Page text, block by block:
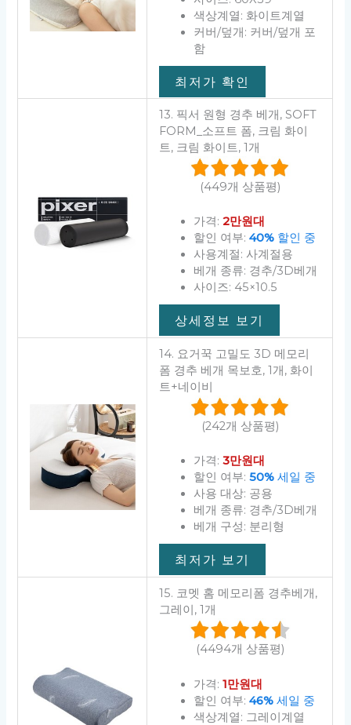
색상계열: 화이트계열
커버/덮개: 커버/덮개 포
함
최저가 확인
13. 픽서 원형 경추 베개, SOFT
FORM_소프트 폼, 크림 화이
트, 크림 화이트, 1개
(449개 상품평)
가격: 2만원대
할인 여부: 40%할인 중
사용계절: 사계절용
베개 종류: 경추/3D베개
사이즈: 45×10.5
상세정보 보기
14. 요거꾹 고밀도 3D 메모리
폼 경추 베개 목보호, 1개, 화이
트+네이비
(242개 상품평)
가격: 3만원대
할인 여부: 50%세일 중
사용 대상: 공용
베개 종류: 경추/3D베개
베개 구성: 분리형
최저가 보기
15. 코멧 홈 메모리폼 경추베개,
그레이, 1개
(4494개 상품평)
가격: 1만원대
할인 여부: 46%세일 중
색상계열: 그레이계열